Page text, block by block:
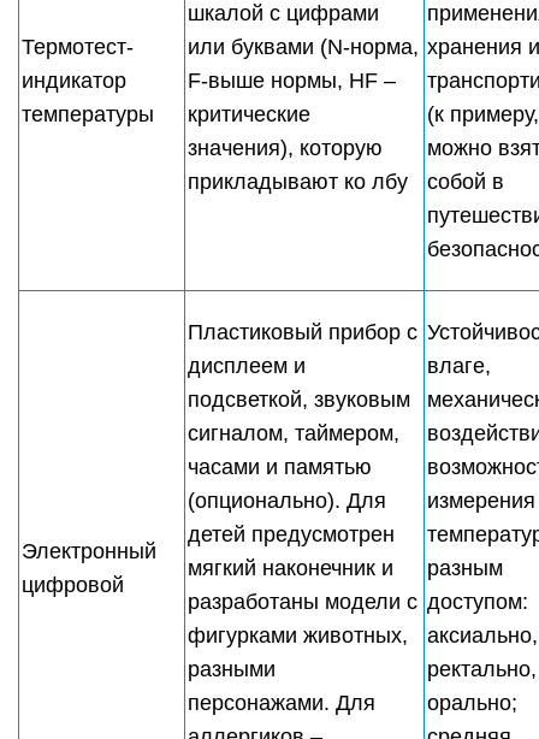
Термотест-
индикатор
температуры
шкалой с цифрами
или буквами (N-норма,
F-выше нормы, HF –
критические
значения), которую
прикладывают ко лбу
хранения и
(к примеру,
можно
собой в
Электронный
цифровой
Пластиковый прибор с
дисплеем и
подсветкой, звуковым
сигналом, таймером,
часами и памятью
(опционально). Для
детей предусмотрен
мягкий наконечник и
разработаны модели с
фигурками животных,
разными
персонажами. Для
влаге,
измерения
разным
доступом:
аксиально,
ректально,
орально;